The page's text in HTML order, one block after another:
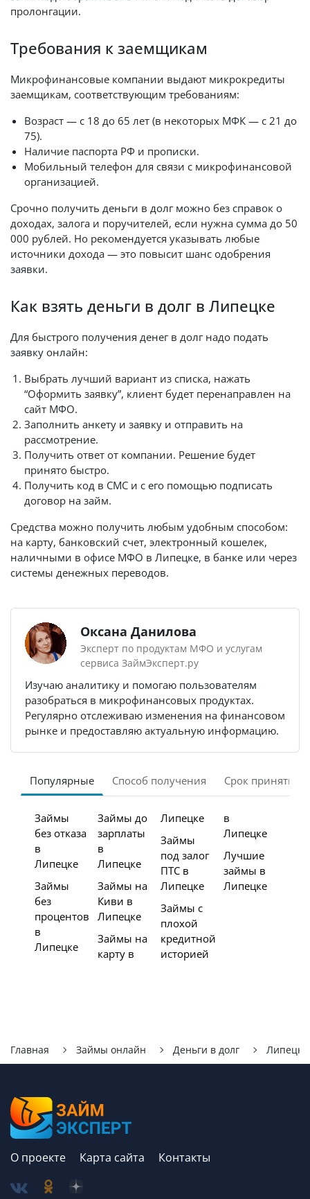
пролонгации.
Требования к заемщикам
Микрофинансовые компании выдают микрокредиты
заемщикам, соответствующим требованиям:
Возраст — с 18 до 65 лет (в некоторых МФК — с 21 до
75).
Наличие паспорта РФ и прописки.
Мобильный телефон для связи с микрофинансовой
организацией.
Срочно получить деньги в долг можно без справок о
доходах, залога и поручителей, если нужна сумма до 50
000 рублей. Но рекомендуется указывать любые
источники дохода — это повысит шанс одобрения
заявки.
Как взять деньги в долг в Липецке
Для быстрого получения денег в долг надо подать
заявку онлайн:
Выбрать лучший вариант из списка, нажать
“Оформить заявку”, клиент будет перенаправлен на
сайт МФО.
Заполнить анкету и заявку и отправить на
рассмотрение.
Получить ответ от компании. Решение будет
принято быстро.
Получить код в СМС и с его помощью подписать
договор на займ.
Средства можно получить любым удобным способом:
на карту, банковский счет, электронный кошелек,
наличными в офисе МФО в Липецке, в банке или через
системы денежных переводов.
Оксана Данилова
Эксперт по продуктам МФО и услугам
сервиса ЗаймЭксперт.ру
Изучаю аналитику и помогаю пользователям
разобраться в микрофинансовых продуктах.
Регулярно отслеживаю изменения на финансовом
рынке и предоставляю актуальную информацию.
Популярные Способ получения Срок принятия
Займы
без отказа
в
Липецке
Займы
без
процентов
в
Липецке
Займы до
зарплаты
в
Липецке
Займы на
Киви в
Липецке
Займы на
карту в
Липецке
Займы
под залог
ПТС в
Липецке
Займы с
плохой
кредитной
историей
в
Липецке
Лучшие
займы в
Липецке
Главная Займы онлайн Деньги в долг Липецк
О проекте Карта сайта Контакты